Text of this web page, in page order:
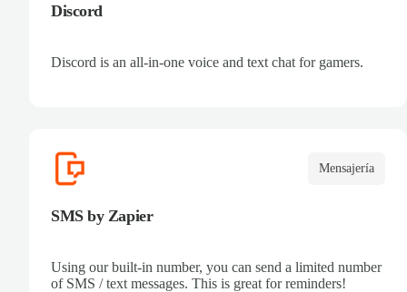
Discord
Discord is an all-in-one voice and text chat for gamers.
Mensajería
SMS by Zapier
Using our built-in number, you can send a limited number
of SMS / text messages. This is great for reminders!